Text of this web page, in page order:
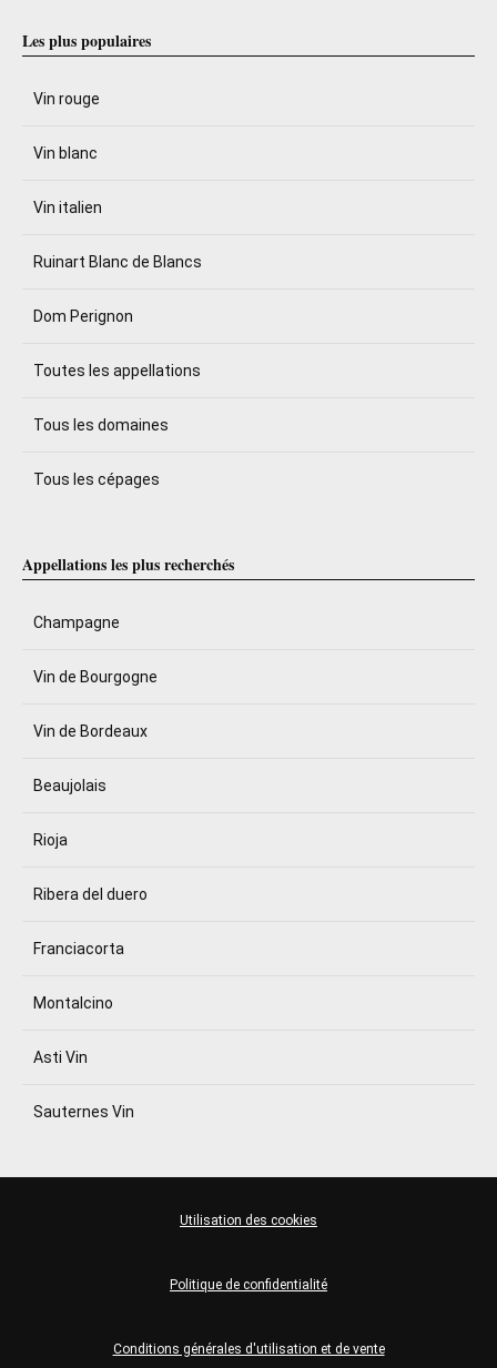
Les plus populaires
Vin rouge
Vin blanc
Vin italien
Ruinart Blanc de Blancs
Dom Perignon
Toutes les appellations
Tous les domaines
Tous les cépages
Appellations les plus recherchés
Champagne
Vin de Bourgogne
Vin de Bordeaux
Beaujolais
Rioja
Ribera del duero
Franciacorta
Montalcino
Asti Vin
Sauternes Vin
Conditions générales d'utilisation et de vente
Politique de confidentialité
Utilisation des cookies